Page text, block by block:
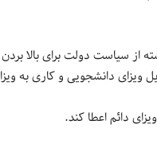
از سیاست دولت برای بالا